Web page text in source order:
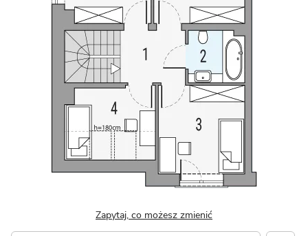
Zapytaj, co możesz zmienić